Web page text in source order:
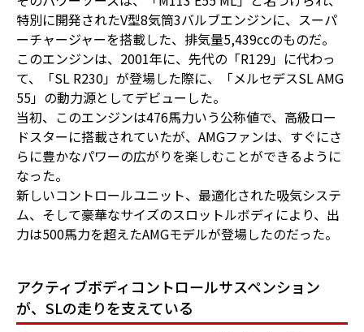
特別に開発されたV型8気筒3バルブエンジンに、スーパ
ーチャージャーを搭載した、排気量5,439ccのものだ。
このエンジンは、2001年に、先代の「R129」に代わっ
て、「SL R230」が登場した際に、「メルセデスSL AMG
55」の動力源としてデビューした。
当初、このエンジンは476馬力いう公称値で、高級ロー
ドスターに搭載されていたが、AMGファンは、すぐにさ
らに豊かなパワーの広がりを楽しむことができるように
なった。
新しいコントロールユニット、最適化された吸気システ
ム、そして豪華なサイズのスロットルボディにより、出
力は500馬力を超えたAMGモデルが登場したのだった。
アクティブボディコントロールサスペンション
が、SLの走りを支えている